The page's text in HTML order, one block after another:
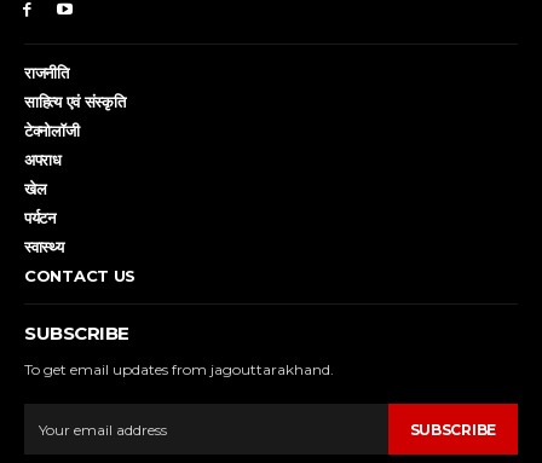
राजनीति
साहित्य एवं संस्कृति
टेक्नोलॉजी
अपराध
खेल
पर्यटन
स्वास्थ्य
CONTACT US
SUBSCRIBE
To get email updates from jagouttarakhand.
SUBSCRIBE